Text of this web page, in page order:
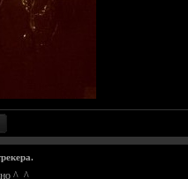
^_^